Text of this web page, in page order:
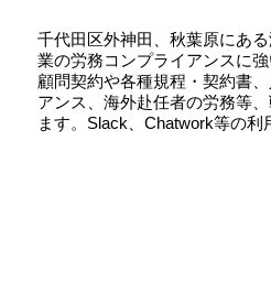
千代田区外神田、秋葉原にあ
業の労務コンプライアンスに
顧問契約や各種規程・契約書
アンス、海外赴任者の労務等
ます。Slack、Chatwork等の利